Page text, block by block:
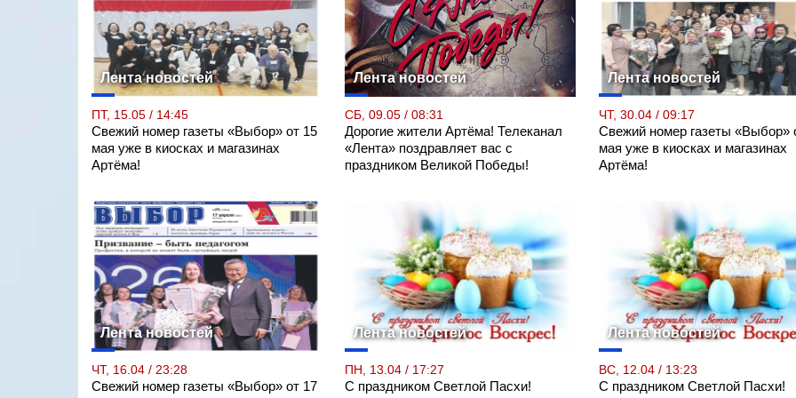
Лента новостей
ПТ, 15.05 / 14:45
Свежий номер газеты «Выбор» от 15
мая уже в киосках и магазинах
Артёма!
Лента новостей
СБ, 09.05 / 08:31
Дорогие жители Артёма! Телеканал
«Лента» поздравляет вас с
праздником Великой Победы!
Лента новостей
ЧТ, 30.04 / 09:17
Свежий номер газеты «Выбор»
мая уже в киосках и магазинах
Артёма!
Лента новостей
ЧТ, 16.04 / 23:28
Свежий номер газеты «Выбор» от 17
Лента новостей
ПН, 13.04 / 17:27
С праздником Светлой Пасхи!
Лента новостей
ВС, 12.04 / 13:23
С праздником Светлой Пасхи!